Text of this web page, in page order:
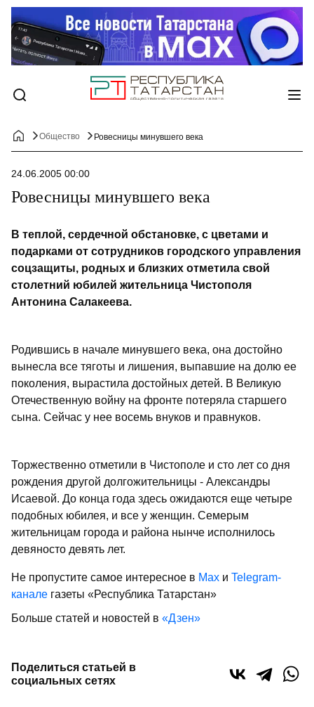
Общество Ровесницы минувшего века
24.06.2005 00:00
Ровесницы минувшего века
В теплой, сердечной обстановке, с цветами и
подарками от сотрудников городского управления
соцзащиты, родных и близких отметила свой
столетний юбилей жительница Чистополя
Антонина Салакеева.
Родившись в начале минувшего века, она достойно
вынесла все тяготы и лишения, выпавшие на долю ее
поколения, вырастила достойных детей. В Великую
Отечественную войну на фронте потеряла старшего
сына. Сейчас у нее восемь внуков и правнуков.
Торжественно отметили в Чистополе и сто лет со дня
рождения другой долгожительницы - Александры
Исаевой. До конца года здесь ожидаются еще четыре
подобных юбилея, и все у женщин. Семерым
жительницам города и района нынче исполнилось
девяносто девять лет.
Не пропустите самое интересное в Max и Telegram-
канале газеты «Республика Татарстан»
Больше статей и новостей в «Дзен»
Поделиться статьей в
социальных сетях